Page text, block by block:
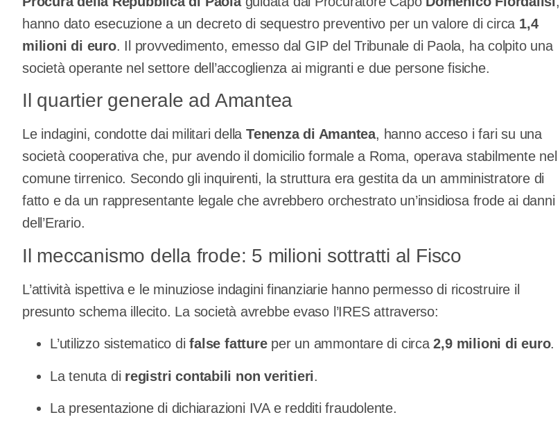
hanno dato esecuzione a un decreto di sequestro preventivo per un valore di circa 1,4
milioni di euro. Il provvedimento, emesso dal GIP del Tribunale di Paola, ha colpito una
società operante nel settore dell’accoglienza ai migranti e due persone fisiche.
Il quartier generale ad Amantea
Le indagini, condotte dai militari della Tenenza di Amantea, hanno acceso i fari su una
società cooperativa che, pur avendo il domicilio formale a Roma, operava stabilmente nel
comune tirrenico. Secondo gli inquirenti, la struttura era gestita da un amministratore di
fatto e da un rappresentante legale che avrebbero orchestrato un’insidiosa frode ai danni
dell’Erario.
Il meccanismo della frode: 5 milioni sottratti al Fisco
L’attività ispettiva e le minuziose indagini finanziarie hanno permesso di ricostruire il
presunto schema illecito. La società avrebbe evaso l’IRES attraverso:
L’utilizzo sistematico difalse fattureper un ammontare di circa2,9 milioni di euro.
La tenuta di registri contabili non veritieri.
La presentazione di dichiarazioni IVA e redditi fraudolente.